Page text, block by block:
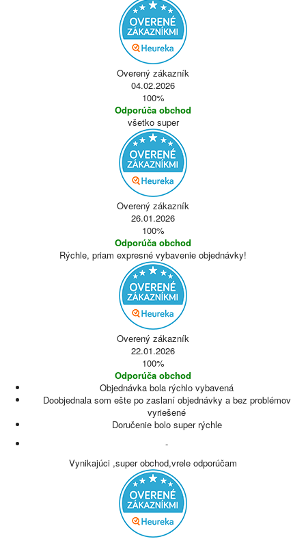
Overený zákazník
04.02.2026
100%
Odporúča obchod
všetko super
Overený zákazník
26.01.2026
100%
Odporúča obchod
Rýchle, priam expresné vybavenie objednávky!
Overený zákazník
22.01.2026
100%
Odporúča obchod
Objednávka bola rýchlo vybavená
Doobjednala som ešte po zaslaní objednávky a bez problémov
vyriešené
Doručenie bolo super rýchle
-
Vynikajúci ,super obchod,vrele odporúčam